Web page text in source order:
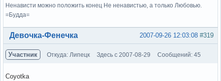
Ненависти можно положить конец Не ненавистью, а только Любовью.
=Будда=
Вне форума #319
2007-09-26 12:03:08
Девочка-Фенечка
Участник Откуда: Липецк Здесь с 2007-08-29 Сообщений: 45
Coyotka